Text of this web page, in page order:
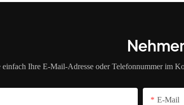
einfach Ihre E-Mail-Adresse oder Telefonnummer im
E-Mail